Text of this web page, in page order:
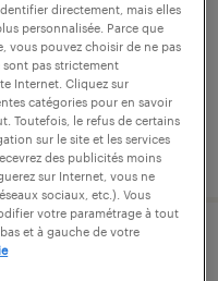
directement, mais elles
personnalisée. Parce que
vous pouvez choisir de ne pas
pas strictement
Internet. Cliquez sur
catégories pour en savoir
Toutefois, le refus de certains
sur le site et les services
des publicités moins
sur Internet, vous ne
sociaux, etc.). Vous
votre paramétrage à tout
et à gauche de votre